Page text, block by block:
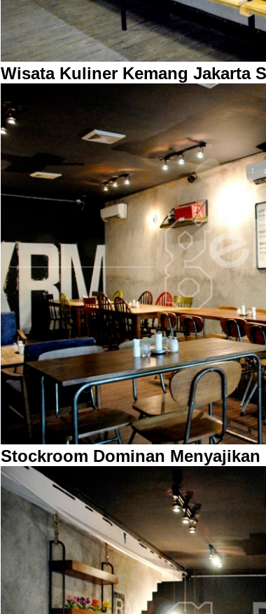
Wisata Kuliner Kemang Jakarta
Stockroom Dominan